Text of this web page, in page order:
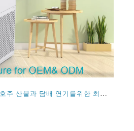
2021 년과 2022 년에 호주 산불과 담배 연기를위한 최고의 온 집정 공기 청정기는 무엇입니까?